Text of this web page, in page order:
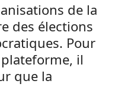
de la
des élections
Pour
il
que la